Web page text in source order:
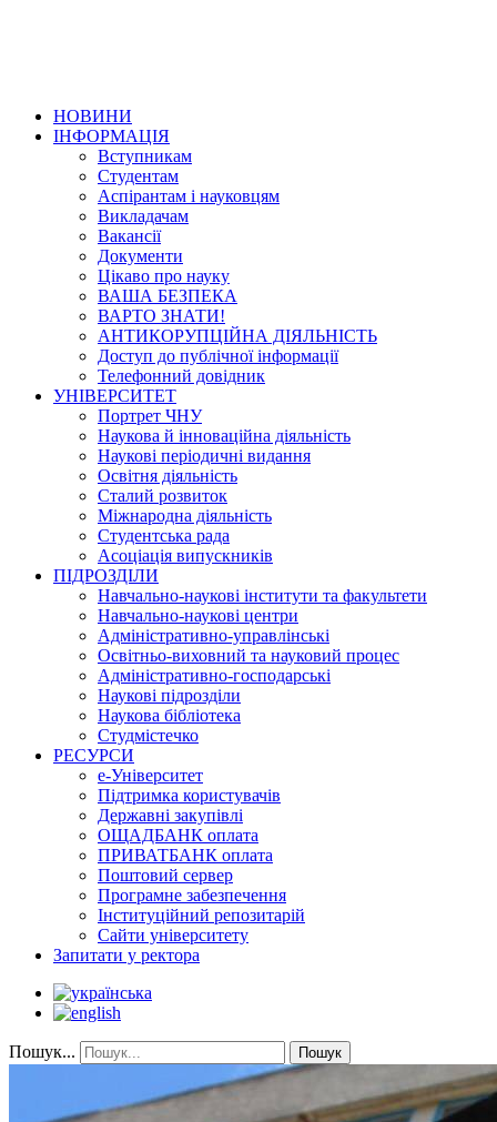
НОВИНИ
ІНФОРМАЦІЯ
Вступникам
Студентам
Аспірантам і науковцям
Викладачам
Вакансії
Документи
Цікаво про науку
ВАША БЕЗПЕКА
ВАРТО ЗНАТИ!
АНТИКОРУПЦІЙНА ДІЯЛЬНІСТЬ
Доступ до публічної інформації
Телефонний довідник
УНІВЕРСИТЕТ
Портрет ЧНУ
Наукова й інноваційна діяльність
Наукові періодичні видання
Освітня діяльність
Сталий розвиток
Міжнародна діяльність
Студентська рада
Асоціація випускників
ПІДРОЗДІЛИ
Навчально-наукові інститути та факультети
Навчально-наукові центри
Адміністративно-управлінські
Освітньо-виховний та науковий процес
Адміністративно-господарські
Наукові підрозділи
Наукова бібліотека
Студмістечко
РЕСУРСИ
е-Університет
Підтримка користувачів
Державні закупівлі
ОЩАДБАНК оплата
ПРИВАТБАНК оплата
Поштовий сервер
Програмне забезпечення
Інституційний репозитарій
Сайти університету
Запитати у ректора
Пошук... Пошук